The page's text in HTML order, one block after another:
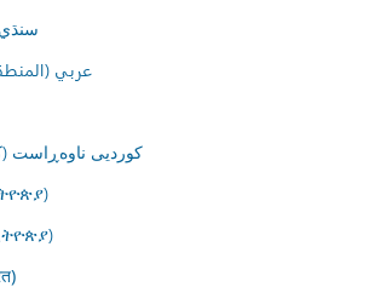
عربي
کوردیی ناوەڕاست